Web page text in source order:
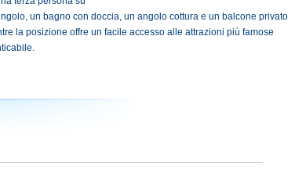
un bagno con doccia, un angolo cottura e un balcone privato
la posizione offre un facile accesso alle attrazioni più famose